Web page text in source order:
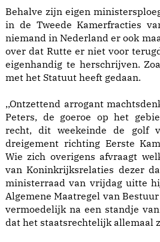
Behalve zijn eigen
in de Tweede Kamerfracties
niemand in Nederland er ook
over dat Rutte er niet voor
eigenhandig te herschrijven.
met het Statuut heeft gedaan.
,,Ontzettend arrogant
Peters, de goeroe op het
recht, dit weekeinde de golf
dreigement richting Eerste
Wie zich overigens afvraagt
van Koninkrijksrelaties dezer
ministerraad van vrijdag uitte
Algemene Maatregel van
vermoedelijk na een standje
dat het staatsrechtelijk allemaal